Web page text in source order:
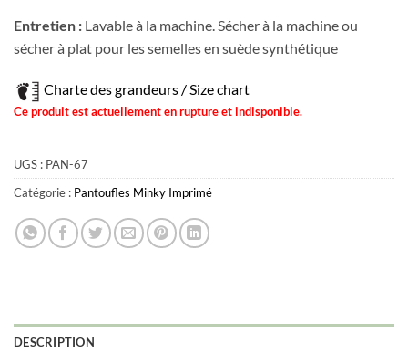
Entretien : Lavable à la machine. Sécher à la machine ou
sécher à plat pour les semelles en suède synthétique
Charte des grandeurs / Size chart
Ce produit est actuellement en rupture et indisponible.
UGS : PAN-67
Catégorie : Pantoufles Minky Imprimé
DESCRIPTION